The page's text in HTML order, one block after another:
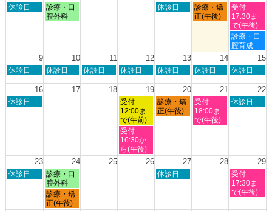
月
27th
月
1st
2026
日
2nd
休診日
月
曜
3rd
診療・口
腔外科
木
6th
休診日
金
曜
7th
診療・矯
正(午後)
土
曜
日,
8
月
8th
受付
17:30ま
で(午後)
土
曜
日,
月
診療・口
腔育成
9 10 11 12 13 14 15
日
8
月
休診日
月
休診日
火
休診日
水
8
月
12th
2026
休診日
木
8
月
13th
休診日
金
8
月
14th
2026
休診日
土
8
月
休診日
16 17 18 19 20 21 22
日
2026
休診日
水
曜
日,
8
月
19th
2026
受付
12:00ま
で(午前)
木
曜
2026
診療・矯
正(午後)
金
曜
日,
2026
受付
18:00ま
で(午後)
土
2026
休診日
水
曜
日,
8
受付
16:30か
ら(午後)
23 24 25 26 27 28 29
日
月
休診日
月
曜
日,
8
月
診療・口
腔外科
木
月
休診日
土
曜
日,
月
受付
17:30ま
で(午後)
月
曜
診療・矯
正(午後)